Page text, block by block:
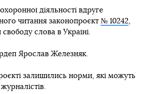
діяльності вдруге
читання законопроєкт № 10242
слова в Україні.
Ярослав Железняк.
залишились норми, які можуть
скасували у грудні